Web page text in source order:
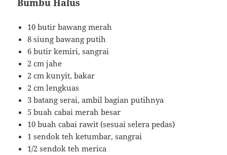
Bumbu Halus
10 butir bawang merah
8 siung bawang putih
6 butir kemiri, sangrai
2 cm jahe
2 cm kunyit, bakar
2 cm lengkuas
3 batang serai, ambil bagian putihnya
5 buah cabai merah besar
10 buah cabai rawit (sesuai selera pedas)
1 sendok teh ketumbar, sangrai
1/2 sendok teh merica